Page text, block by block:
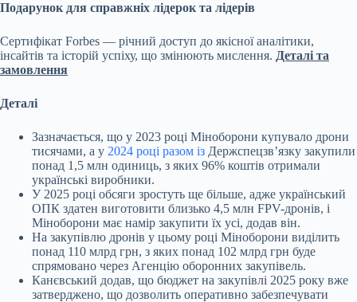
Подарунок для справжніх лідерок та лідерів
Сертифікат Forbes — річний доступ до якісної аналітики,
інсайтів та історій успіху, що змінюють мислення. Деталі та
замовлення
Деталі
Зазначається, що у 2023 році Міноборони купувало дрони
тисячами, а у 2024 році разом із Держспецзв’язку закупили
понад 1,5 млн одиниць, з яких 96% коштів отримали
українські виробники.
У 2025 році обсяги зростуть ще більше, адже український
ОПК здатен виготовити близько 4,5 млн FPV-дронів, і
Міноборони має намір закупити їх усі, додав він.
На закупівлю дронів у цьому році Міноборони виділить
понад 110 млрд грн, з яких понад 102 млрд грн буде
спрямовано через Агенцію оборонних закупівель.
Канєвський додав, що бюджет на закупівлі 2025 року вже
затверджено, що дозволить оперативно забезпечувати